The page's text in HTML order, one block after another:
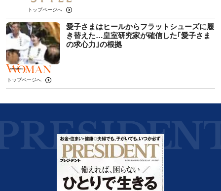
トップページへ
愛子さまはヒールからフラットシューズに履
き替えた…皇室研究家が確信した｢愛子さま
の求心力｣の根拠
トップページへ